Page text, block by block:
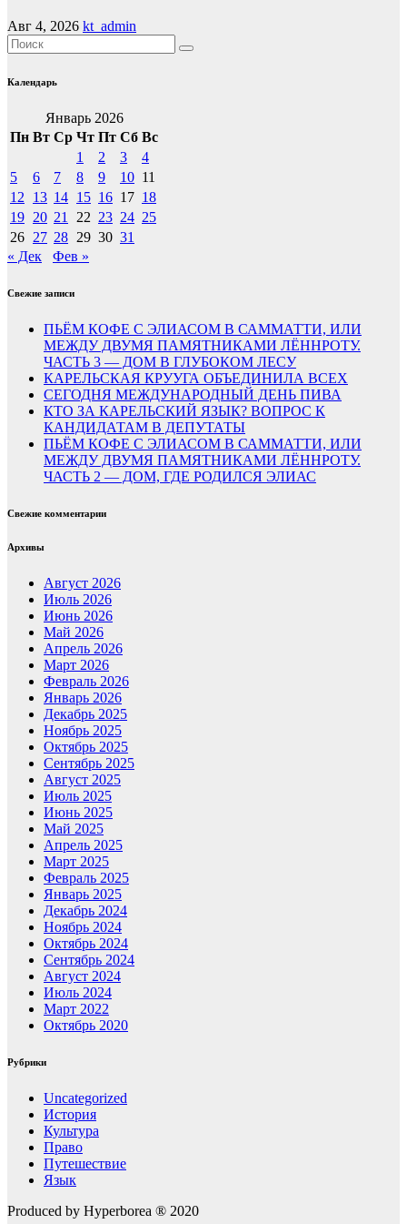
Авг 4, 2026 kt_admin
Календарь
Январь 2026
Пн Вт Ср Чт Пт Сб Вс
1
2 3
4
5
6 7 8 9 10 11
12 13 14 15 16 17 18
19 20 21 22 23 24 25
26 27 28 29 30 31
« Дек
Фев »
Свежие записи
ПЬЁМ КОФЕ С ЭЛИАСОМ В САММАТТИ, ИЛИ
МЕЖДУ ДВУМЯ ПАМЯТНИКАМИ ЛЁННРОТУ.
ЧАСТЬ 3 — ДОМ В ГЛУБОКОМ ЛЕСУ
КАРЕЛЬСКАЯ КРУУГА ОБЪЕДИНИЛА ВСЕХ
СЕГОДНЯ МЕЖДУНАРОДНЫЙ ДЕНЬ ПИВА
КТО ЗА КАРЕЛЬСКИЙ ЯЗЫК? ВОПРОС К
КАНДИДАТАМ В ДЕПУТАТЫ
ПЬЁМ КОФЕ С ЭЛИАСОМ В САММАТТИ, ИЛИ
МЕЖДУ ДВУМЯ ПАМЯТНИКАМИ ЛЁННРОТУ.
ЧАСТЬ 2 — ДОМ, ГДЕ РОДИЛСЯ ЭЛИАС
Свежие комментарии
Архивы
Август 2026
Июль 2026
Июнь 2026
Май 2026
Апрель 2026
Март 2026
Февраль 2026
Январь 2026
Декабрь 2025
Ноябрь 2025
Октябрь 2025
Сентябрь 2025
Август 2025
Июль 2025
Июнь 2025
Май 2025
Апрель 2025
Март 2025
Февраль 2025
Январь 2025
Декабрь 2024
Ноябрь 2024
Октябрь 2024
Сентябрь 2024
Август 2024
Июль 2024
Март 2022
Октябрь 2020
Рубрики
Uncategorized
История
Культура
Право
Путешествие
Язык
Produced by Hyperborea ® 2020